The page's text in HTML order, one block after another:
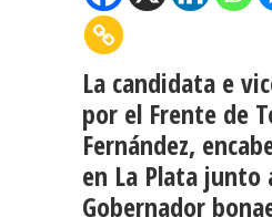
La candidata e
por el Frente de
Fernández,
en La Plata junto
Gobernador